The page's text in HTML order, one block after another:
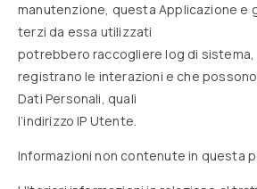
manutenzione, questa Applicazione e
terzi da essa utilizzati
potrebbero raccogliere log di sistema,
registrano le interazioni e che
Dati Personali, quali
l’indirizzo IP Utente.
Informazioni non contenute in questa